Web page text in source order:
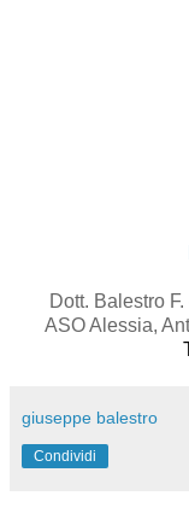
Dott. Balestro
ASO Alessia,
giuseppe balestro
Condividi